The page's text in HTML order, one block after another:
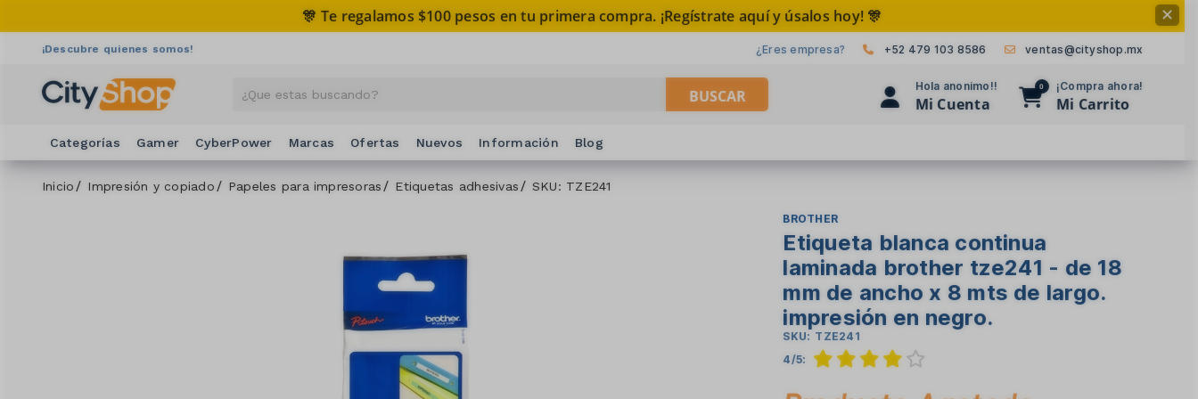
🎊 Te regalamos $100 pesos en tu primera compra. ¡Regístrate aquí y úsalos hoy! 🎊 ✕
¡Descubre quienes somos! ¿Eres empresa? +52 479 103 8586 ventas@cityshop.mx
BUSCAR
Hola anonimo!!
Mi Cuenta
0 ¡Compra ahora!
Mi Carrito
Categorías Gamer CyberPower Marcas Ofertas Nuevos Información Blog
Inicio Impresión y copiado Papeles para impresoras Etiquetas adhesivas SKU: TZE241
BROTHER
Etiqueta blanca continua
laminada brother tze241 - de 18
mm de ancho x 8 mts de largo.
impresión en negro.
SKU: TZE241
4/5: